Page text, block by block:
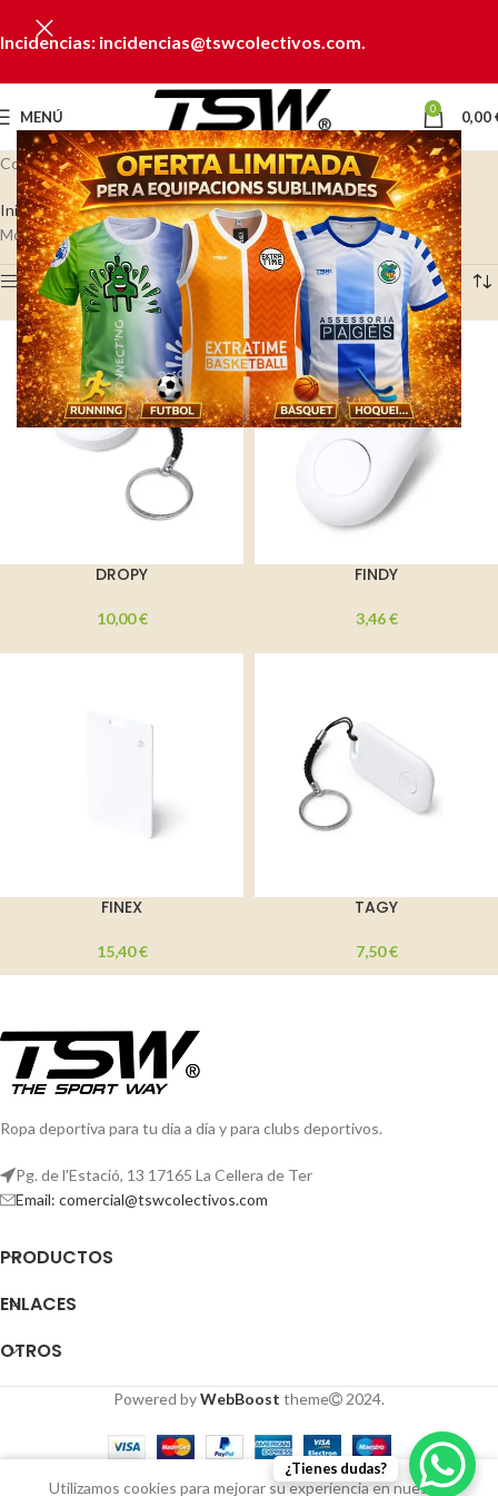
Incidencias: incidencias@tswcolectivos.com.
MENÚ 0 0,00
Colección Localizador
Inicio TECNOLOGÍA Multifunción Localizador
Mostrando los 4 resultados
Ver barra lateral
DROPY
10,00€
FINDY
3,46€
FINEX
15,40€
TAGY
7,50€
Ropa deportiva para tu día a día y para clubs deportivos.
Pg. de l'Estació, 13 17165 La Cellera de Ter
Email: comercial@tswcolectivos.com
PRODUCTOS
ENLACES
OTROS
Powered byWebBoost theme 2024.
Utilizamos cookies para mejorar su experiencia en nuestro
¿Tienes dudas?